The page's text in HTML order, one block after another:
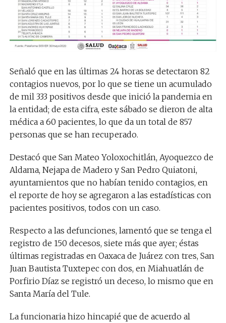
Señaló que en las últimas 24 horas se detectaron 82
contagios nuevos, por lo que se tiene un acumulado
de mil 333 positivos desde que inició la pandemia en
la entidad; de esta cifra, este sábado se dieron de alta
médica a 60 pacientes, lo que da un total de 857
personas que se han recuperado.
Destacó que San Mateo Yoloxochitlán, Ayoquezco de
Aldama, Nejapa de Madero y San Pedro Quiatoni,
ayuntamientos que no habían tenido contagios, en
el reporte de hoy se agregaron a las estadísticas con
pacientes positivos, todos con un caso.
Respecto a las defunciones, lamentó que se tenga el
registro de 150 decesos, siete más que ayer; éstas
últimas registradas en Oaxaca de Juárez con tres, San
Juan Bautista Tuxtepec con dos, en Miahuatlán de
Porfirio Díaz se registró un deceso, lo mismo que en
Santa María del Tule.
La funcionaria hizo hincapié que de acuerdo al